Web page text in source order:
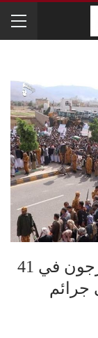
شاهد بالصور.. أبناء عمران يخرجون في 41
جرائم